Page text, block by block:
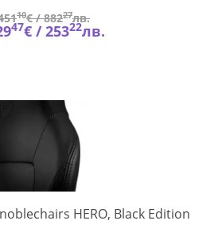
10€ /88227лв.
47€ /25322лв.
HERO, Black Edition